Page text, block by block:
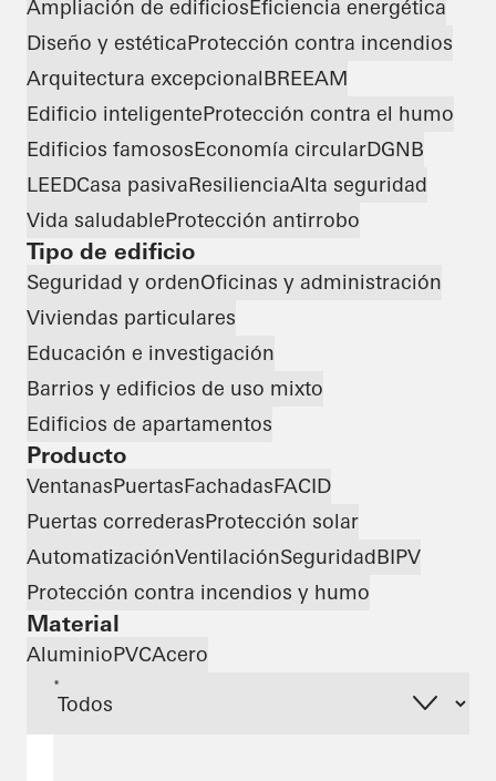
Ampliación de edificiosEficiencia energética
Diseño y estéticaProtección contra incendios
Arquitectura excepcionalBREEAM
Edificio inteligenteProtección contra el humo
Edificios famososEconomía circularDGNB
LEEDCasa pasivaResilienciaAlta seguridad
Vida saludableProtección antirrobo
Tipo de edificio
Seguridad y ordenOficinas y administración
Viviendas particulares
Educación e investigación
Barrios y edificios de uso mixto
Edificios de apartamentos
Producto
VentanasPuertasFachadasFACID
Puertas correderasProtección solar
AutomatizaciónVentilaciónSeguridadBIPV
Protección contra incendios y humo
Material
AluminioPVCAcero
*